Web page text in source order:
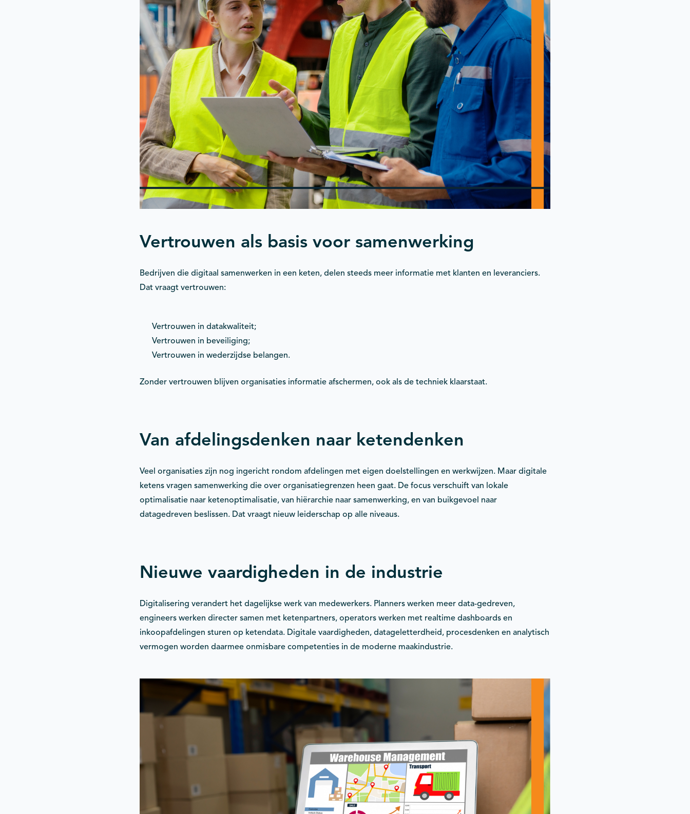
Vertrouwen als basis voor samenwerking
Bedrijven die digitaal samenwerken in een keten, delen steeds meer informatie met klanten en leveranciers.
Dat vraagt vertrouwen:
Vertrouwen in datakwaliteit;
Vertrouwen in beveiliging;
Vertrouwen in wederzijdse belangen.
Zonder vertrouwen blijven organisaties informatie afschermen, ook als de techniek klaarstaat.
Van afdelingsdenken naar ketendenken
Veel organisaties zijn nog ingericht rondom afdelingen met eigen doelstellingen en werkwijzen. Maar digitale
ketens vragen samenwerking die over organisatiegrenzen heen gaat. De focus verschuift van lokale
optimalisatie naar ketenoptimalisatie, van hiërarchie naar samenwerking, en van buikgevoel naar
datagedreven beslissen. Dat vraagt nieuw leiderschap op alle niveaus.
Nieuwe vaardigheden in de industrie
Digitalisering verandert het dagelijkse werk van medewerkers. Planners werken meer data-gedreven,
engineers werken directer samen met ketenpartners, operators werken met realtime dashboards en
inkoopafdelingen sturen op ketendata. Digitale vaardigheden, datageletterdheid, procesdenken en analytisch
vermogen worden daarmee onmisbare competenties in de moderne maakindustrie.